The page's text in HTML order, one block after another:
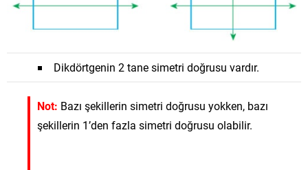
Dikdörtgenin 2 tane simetri doğrusu vardır.
Not: Bazı şekillerin simetri doğrusu yokken, bazı
şekillerin 1’den fazla simetri doğrusu olabilir.